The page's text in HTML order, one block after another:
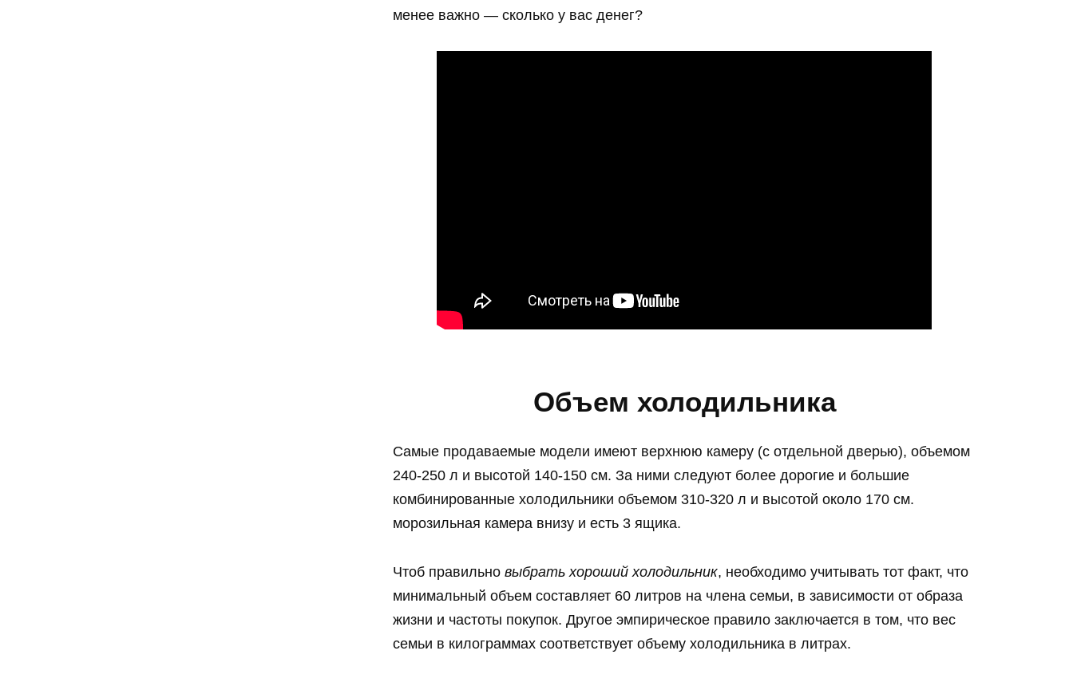
менее важно — сколько у вас денег?
Объем холодильника
Самые продаваемые модели имеют верхнюю камеру (с отдельной дверью), объемом
240-250 л и высотой 140-150 см. За ними следуют более дорогие и большие
комбинированные холодильники объемом 310-320 л и высотой около 170 см.
морозильная камера внизу и есть 3 ящика.
Чтоб правильно выбрать хороший холодильник, необходимо учитывать тот факт, что
минимальный объем составляет 60 литров на члена семьи, в зависимости от образа
жизни и частоты покупок. Другое эмпирическое правило заключается в том, что вес
семьи в килограммах соответствует объему холодильника в литрах.